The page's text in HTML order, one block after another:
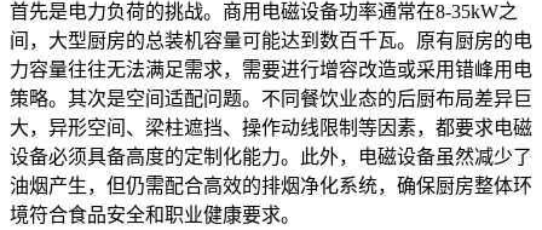
首先是电力负荷的挑战。商用电磁设备功率通常在8-35kW之
间，大型厨房的总装机容量可能达到数百千瓦。原有厨房的电
力容量往往无法满足需求，需要进行增容改造或采用错峰用电
策略。其次是空间适配问题。不同餐饮业态的后厨布局差异巨
大，异形空间、梁柱遮挡、操作动线限制等因素，都要求电磁
设备必须具备高度的定制化能力。此外，电磁设备虽然减少了
油烟产生，但仍需配合高效的排烟净化系统，确保厨房整体环
境符合食品安全和职业健康要求。